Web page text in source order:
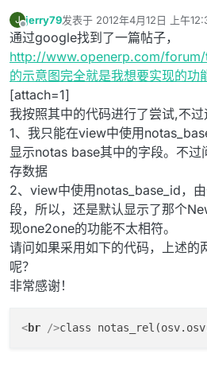
J
离线
jerry79发表于 2012年4月12日 上午
最后由 编辑
通过google找到了一篇帖子，
http://www.openerp.com/
的示意图完全就是我想要实现的功
[attach=1]
我按照其中的代码进行了尝试,不过
1、我只能在view中使用
显示notas base其中的字段。不过
存数据
2、view中使用notas_base_id，
段，所以，还是默认显示了那个
现one2one的功能不太相符。
请问如果采用如下的代码，上述的
呢？
非常感谢！
<br />class